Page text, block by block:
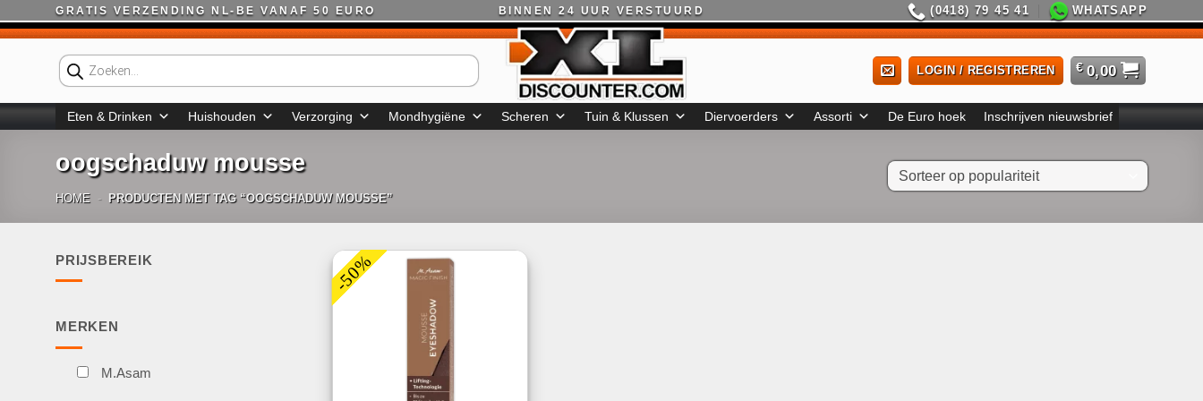
naar
GRATIS VERZENDING NL-BE VANAF 50 EURO BINNEN 24 UUR VERSTUURD (0418) 79 45 41 WHATSAPP
Producten
zoeken
LOGIN / REGISTREREN € 0,00
Eten & Drinken Huishouden Verzorging Mondhygiëne Scheren Tuin & Klussen Diervoerders Assorti De Euro hoek Inschrijven nieuwsbrief
oogschaduw mousse
HOME - PRODUCTEN MET TAG “OOGSCHADUW MOUSSE”
PRIJSBEREIK
MERKEN
M.Asam
-50%